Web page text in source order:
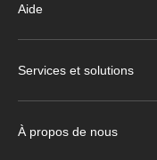
Aide
Services et solutions
À propos de nous